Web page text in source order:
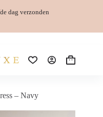
dag verzonden
– Navy